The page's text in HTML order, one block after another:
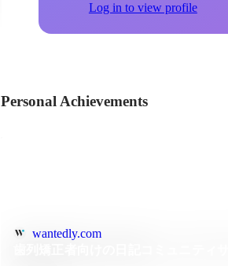
Log in to view profile
Personal Achievements
wantedly.com